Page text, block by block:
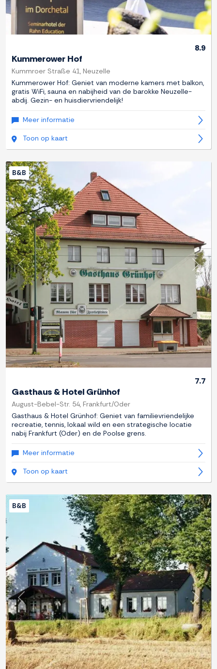
8.9
Kummerower Hof
Kummroer Straße 41, Neuzelle
Kummerower Hof: Geniet van moderne kamers met balkon,
gratis WiFi, sauna en nabijheid van de barokke Neuzelle-
abdij. Gezin- en huisdiervriendelijk!
Meer informatie
Toon op kaart
Previous Next
B&B
7.7
Gasthaus & Hotel Grünhof
August-Bebel-Str. 54, Frankfurt/Oder
Gasthaus & Hotel Grünhof: Geniet van familievriendelijke
recreatie, tennis, lokaal wild en een strategische locatie
nabij Frankfurt (Oder) en de Poolse grens.
Meer informatie
Toon op kaart
Previous Next
B&B